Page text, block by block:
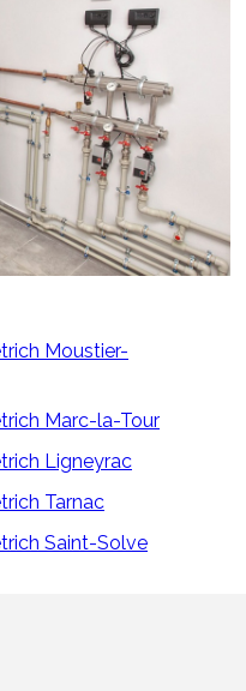
Moustier-
Marc-la-Tour
Ligneyrac
Tarnac
Saint-Solve